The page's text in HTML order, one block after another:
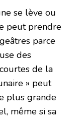
se lève ou
peut prendre
parce
des
de la
» peut
plus grande
même si sa